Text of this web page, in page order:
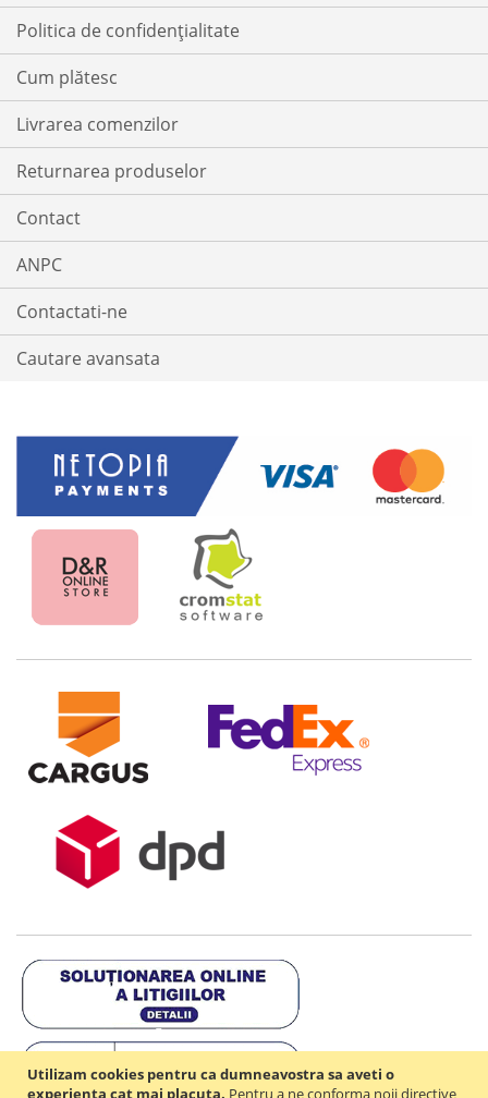
Utilizam cookies pentru ca dumneavostra sa aveti o
experienta cat mai placuta. Pentru a ne conforma noii directive
Politica de confidențialitate
Cum plătesc
Livrarea comenzilor
Returnarea produselor
Contact
ANPC
Contactati-ne
Cautare avansata